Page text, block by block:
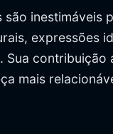
são inestimáveis
expressões
Sua contribuição
mais